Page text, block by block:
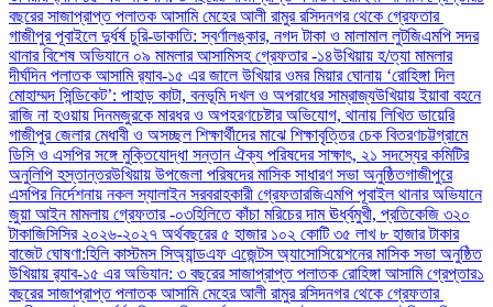
বছরের সাজাপ্রাপ্ত পলাতক আসামি মেহের আলী রামুর রসিদনগর থেকে গ্রেফতার ‎
গাজীপুর পূবাইলে দুর্ধর্ষ চুরি-ডাকাতি: স্বর্ণালঙ্কার, নগদ টাকা ও মালামাল লুটজিএমপি সদর
থানার বিশেষ অভিযানে ০৯ মামলার আসামিসহ গ্রেফতার -১৪উখিয়ায় হ/ত্যা মামলার
দীর্ঘদিন পলাতক আসামি র‌্যাব-১৫ এর জালে ‎‎উখিয়ার ওমর মিয়ার ঘোনায় ‘রোহিঙ্গা দিল
মোহাম্মদ সিন্ডিকেট’: পাহাড় কাটা, বনভূমি দখল ও অপরাধের সাম্রাজ্যউখিয়ায় ইয়াবা বহনে
রাজি না হওয়ায় দিনমজুরকে মারধর ও অপহরণচেষ্টার অভিযোগ, থানায় লিখিত ডায়েরি
গাজীপুর জেলার মেধাবী ও অসচ্ছল শিক্ষার্থীদের মাঝে শিক্ষাবৃত্তির চেক বিতরণচট্টগ্রামে
ডিসি ও এসপির সঙ্গে মুক্তিযোদ্ধা সন্তান ঐক্য পরিষদের সাক্ষাৎ, ২১ সদস্যের কমিটির
অনুলিপি হস্তান্তরউখিয়ায় উপজেলা পরিষদের মাসিক সাধারণ সভা অনুষ্ঠিতগাজীপুরে
এসপির নির্দেশনায় নকল স্যালাইন সরবরাহকারী গ্রেফতারজিএমপি পূবাইল থানার অভিযানে
জুয়া আইন মামলায় গ্রেফতার -০৩হিলিতে কাঁচা মরিচের দাম ঊর্ধ্বমুখী, প্রতিকেজি ৩২০
টাকাজিসিসির ২০২৬-২০২৭ অর্থবছরের ৫ হাজার ১০২ কোটি ৩৫ লাখ ৮ হাজার টাকার
বাজেট ঘোষণা:হিলি কাস্টমস সিঅ্যান্ডএফ এজেন্টস অ্যাসোসিয়েশনের মাসিক সভা অনুষ্ঠিত
উখিয়ায় র‍্যাব-১৫ এর অভিযান: ৩ বছরের সাজাপ্রাপ্ত পলাতক রোহিঙ্গা আসামি গ্রেপ্তার১
বছরের সাজাপ্রাপ্ত পলাতক আসামি মেহের আলী রামুর রসিদনগর থেকে গ্রেফতার ‎